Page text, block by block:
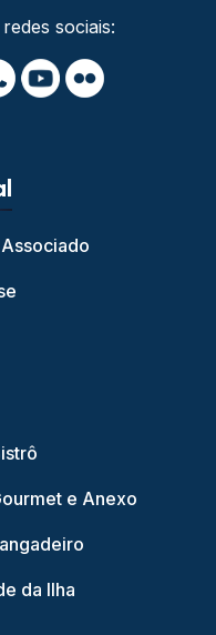
sociais:
e Anexo
da Ilha